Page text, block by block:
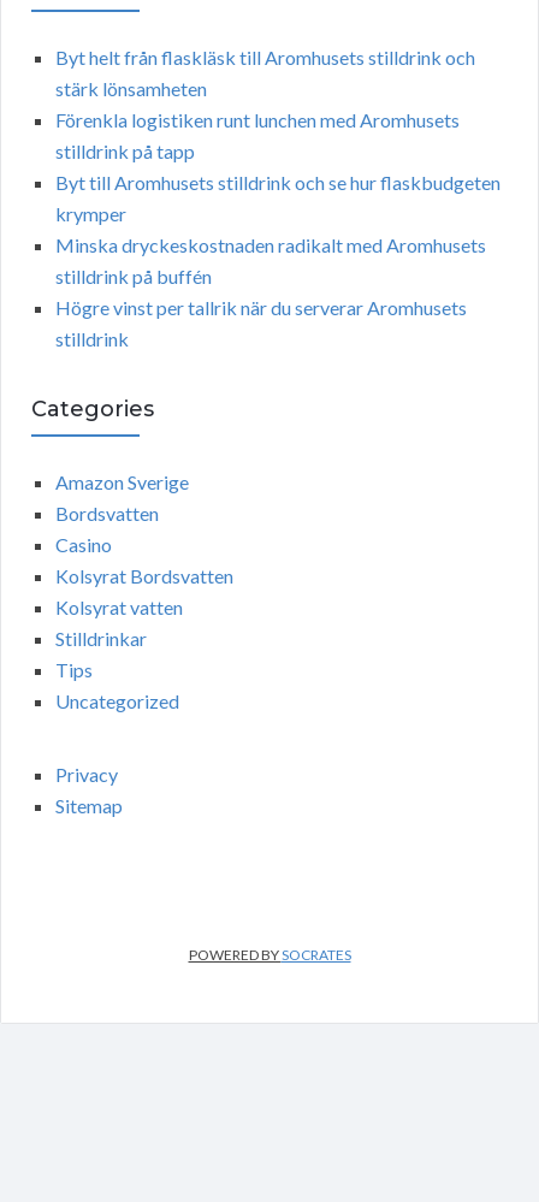
Byt helt från flaskläsk till Aromhusets stilldrink och
stärk lönsamheten
Förenkla logistiken runt lunchen med Aromhusets
stilldrink på tapp
Byt till Aromhusets stilldrink och se hur flaskbudgeten
krymper
Minska dryckeskostnaden radikalt med Aromhusets
stilldrink på buffén
Högre vinst per tallrik när du serverar Aromhusets
stilldrink
Categories
Amazon Sverige
Bordsvatten
Casino
Kolsyrat Bordsvatten
Kolsyrat vatten
Stilldrinkar
Tips
Uncategorized
Privacy
Sitemap
POWERED BYSOCRATES